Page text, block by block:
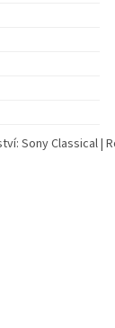
Sony Classical |